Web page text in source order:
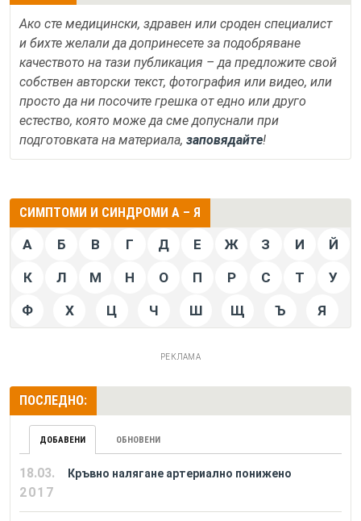
Ако сте медицински, здравен или сроден специалист
и бихте желали да допринесете за подобряване
качеството на тази публикация – да предложите свой
собствен авторски текст, фотография или видео, или
просто да ни посочите грешка от едно или друго
естество, която може да сме допуснали при
подготовката на материала, заповядайте!
СИМПТОМИ И СИНДРОМИ А – Я
А Б В Г Д Е Ж З И Й
К Л М Н О П Р С Т У
Ф Х Ц Ч Ш Щ Ъ Я
РЕКЛАМА
ПОСЛЕДНО:
ДОБАВЕНИ ОБНОВЕНИ
18.03.
2017
Кръвно налягане артериално понижено